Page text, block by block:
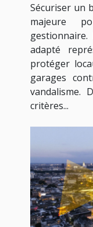
Sécuriser un
majeure
adapté
protéger
garages
vandalisme.
critères...